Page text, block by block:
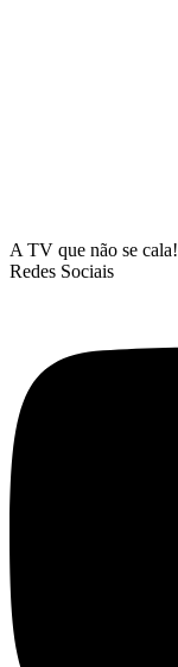
A TV que não se cala!
Redes Sociais